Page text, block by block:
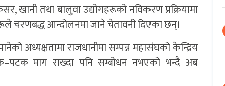
खानी तथा बालुवा उद्योगहरूको नविकरण प्रक्रियामा
चरणबद्ध आन्दोलनमा जाने चेतावनी दिएका छन्।
अध्यक्षतामा राजधानीमा सम्पन्न महासंघको केन्द्रिय
माग राख्दा पनि सम्बोधन नभएको भन्दै अब